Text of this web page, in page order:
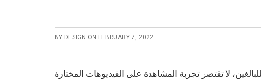
BY DESIGN ON FEBRUARY 7, 2022
لا تقتصر تجربة المشاهدة على الفيديوهات المختارة